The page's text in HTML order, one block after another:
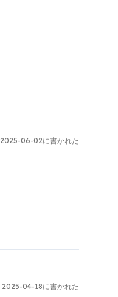
2025-06-02に書かれた
2025-04-18に書かれた